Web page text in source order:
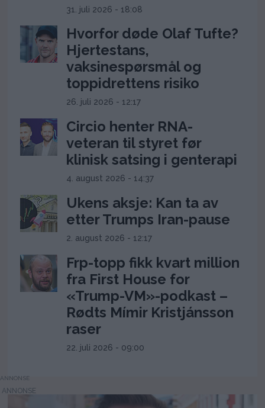
31. juli 2026 - 18:08
Hvorfor døde Olaf Tufte?
Hjertestans,
vaksinespørsmål og
toppidrettens risiko
26. juli 2026 - 12:17
Circio henter RNA-
veteran til styret før
klinisk satsing i genterapi
4. august 2026 - 14:37
Ukens aksje: Kan ta av
etter Trumps Iran-pause
2. august 2026 - 12:17
Frp-topp fikk kvart million
fra First House for
«Trump-VM»-podkast –
Rødts Mímir Kristjánsson
raser
22. juli 2026 - 09:00
ANNONSE